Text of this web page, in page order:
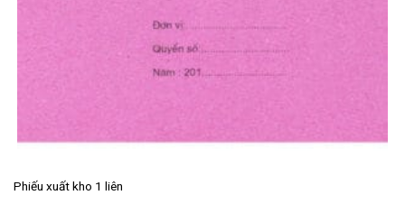
Phiếu xuất kho 1 liên